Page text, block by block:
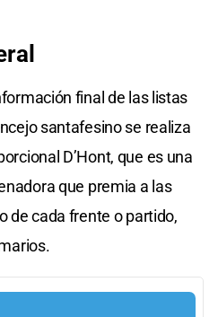
final de las listas
santafesino se realiza
D’Hont, que es una
que premia a las
de cada frente o partido,